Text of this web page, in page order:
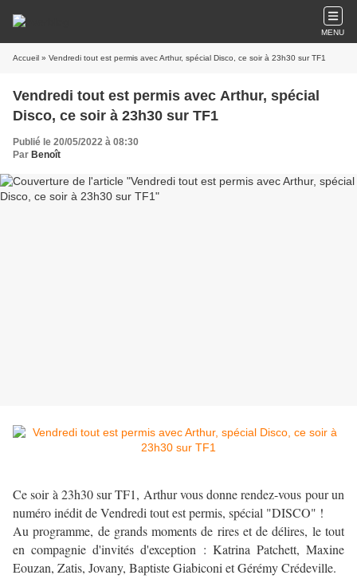
MENU
Accueil » Vendredi tout est permis avec Arthur, spécial Disco, ce soir à 23h30 sur TF1
Vendredi tout est permis avec Arthur, spécial
Disco, ce soir à 23h30 sur TF1
Publié le 20/05/2022 à 08:30
Par Benoît
Ce soir à 23h30 sur TF1, Arthur vous donne rendez-vous pour un
numéro inédit de Vendredi tout est permis, spécial "DISCO" !
Au programme, de grands moments de rires et de délires, le tout
en compagnie d'invités d'exception : Katrina Patchett, Maxine
Eouzan, Zatis, Jovany, Baptiste Giabiconi et Gérémy Crédeville.